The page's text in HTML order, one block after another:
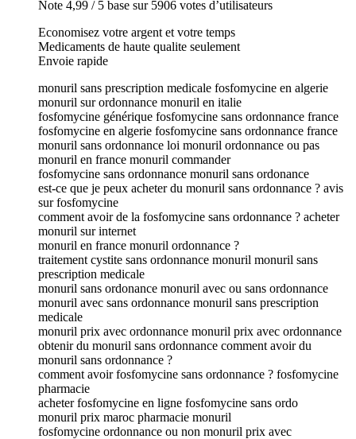
Note 4,99 / 5 base sur 5906 votes d’utilisateurs
Economisez votre argent et votre temps
Medicaments de haute qualite seulement
Envoie rapide
monuril sans prescription medicale fosfomycine en algerie
monuril sur ordonnance monuril en italie
fosfomycine générique fosfomycine sans ordonnance france
fosfomycine en algerie fosfomycine sans ordonnance france
monuril sans ordonnance loi monuril ordonnance ou pas
monuril en france monuril commander
fosfomycine sans ordonnance monuril sans ordonance
est-ce que je peux acheter du monuril sans ordonnance ? avis
sur fosfomycine
comment avoir de la fosfomycine sans ordonnance ? acheter
monuril sur internet
monuril en france monuril ordonnance ?
traitement cystite sans ordonnance monuril monuril sans
prescription medicale
monuril sans ordonance monuril avec ou sans ordonnance
monuril avec sans ordonnance monuril sans prescription
medicale
monuril prix avec ordonnance monuril prix avec ordonnance
obtenir du monuril sans ordonnance comment avoir du
monuril sans ordonnance ?
comment avoir fosfomycine sans ordonnance ? fosfomycine
pharmacie
acheter fosfomycine en ligne fosfomycine sans ordo
monuril prix maroc pharmacie monuril
fosfomycine ordonnance ou non monuril prix avec